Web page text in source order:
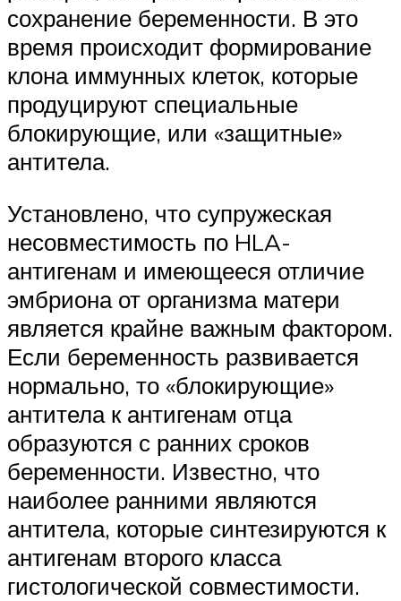
сохранение беременности. В это
время происходит формирование
клона иммунных клеток, которые
продуцируют специальные
блокирующие, или «защитные»
антитела.
Установлено, что супружеская
несовместимость по HLA-
антигенам и имеющееся отличие
эмбриона от организма матери
является крайне важным фактором.
Если беременность развивается
нормально, то «блокирующие»
антитела к антигенам отца
образуются с ранних сроков
беременности. Известно, что
наиболее ранними являются
антитела, которые синтезируются к
антигенам второго класса
гистологической совместимости.